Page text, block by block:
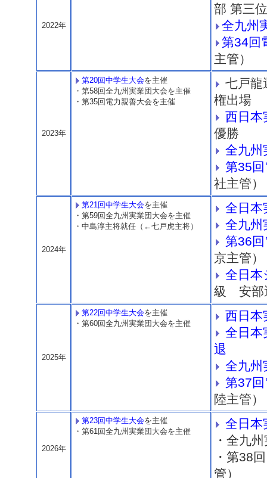
2022年
部 第三位
全九州
第34回
主管）
2023年
第20回中学生大会を主催
・第58回全九州実業団大会を主催
・第35回電力親善大会を主催
七戸
権出場
西日本
優勝
全九州
第35
社主管）
2024年
第21回中学生大会を主催
・第59回全九州実業団大会を主催
・中島淳主将就任（←七戸虎主将）
全日本
全九州
第36
京主管）
全日本
級 安部
2025年
第22回中学生大会を主催
・第60回全九州実業団大会を主催
西日本
全日
退
全九州
第37
陸主管）
2026年
第23回中学生大会を主催
・第61回全九州実業団大会を主催
全日本
・ 全九
・ 第38
管）